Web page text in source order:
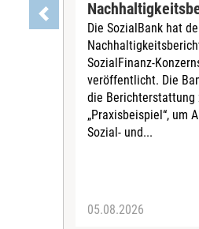
Die SozialBank hat
SozialFinanz-
veröffentlicht. Die
die Berichterstattung
„Praxisbeispiel“, um
Sozial- und...
05.08.2026